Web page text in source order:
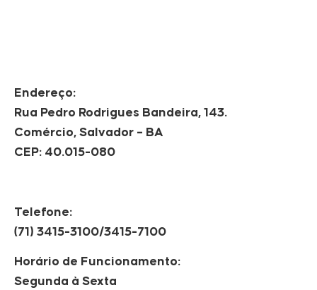
Endereço:
Rua Pedro Rodrigues Bandeira, 143.
Comércio, Salvador – BA
CEP: 40.015-080
Telefone:
(71) 3415-3100/3415-7100
Horário de Funcionamento:
Segunda à Sexta